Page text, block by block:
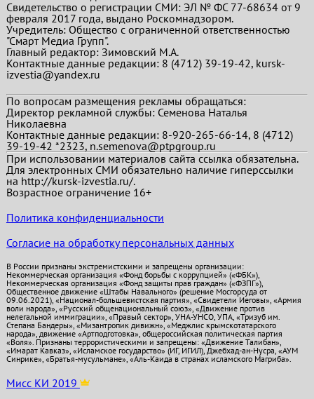
Свидетельство о регистрации СМИ: ЭЛ № ФС 77-68634 от 9
февраля 2017 года, выдано Роскомнадзором.
Учредитель: Общество с ограниченной ответственностью
"Смарт Медиа Групп".
Главный редактор:Зимовский М.А.
Контактные данные редакции: 8 (4712) 39-19-42, kursk-
izvestia@yandex.ru
По вопросам размещения рекламы обращаться:
Директор рекламной службы: Семенова Наталья
Николаевна
Контактные данные редакции: 8-920-265-66-14, 8 (4712)
39-19-42 *2323, n.semenova@ptpgroup.ru
При использовании материалов сайта ссылка обязательна.
Для электронных СМИ обязательно наличие гиперссылки
на http://kursk-izvestia.ru/.
Возрастное ограничение 16+
Политика конфиденциальности
Согласие на обработку персональных данных
В России признаны экстремистскими и запрещены организации:
Некоммерческая организация «Фонд борьбы с коррупцией» («ФБК»),
Некоммерческая организация «Фонд защиты прав граждан» («ФЗПГ»),
Общественное движение «Штабы Навального» (решение Мосгорсуда от
09.06.2021), «Национал-большевистская партия», «Свидетели Иеговы», «Армия
воли народа», «Русский общенациональный союз», «Движение против
нелегальной иммиграции», «Правый сектор», УНА-УНСО, УПА, «Тризуб им.
Степана Бандеры», «Мизантропик дивижн», «Меджлис крымскотатарского
народа», движение «Артподготовка», общероссийская политическая партия
«Воля». Признаны террористическими и запрещены: «Движение Талибан»,
«Имарат Кавказ», «Исламское государство» (ИГ, ИГИЛ), Джебхад-ан-Нусра, «АУМ
Синрике», «Братья-мусульмане», «Аль-Каида в странах исламского Магриба».
Мисс КИ 2019